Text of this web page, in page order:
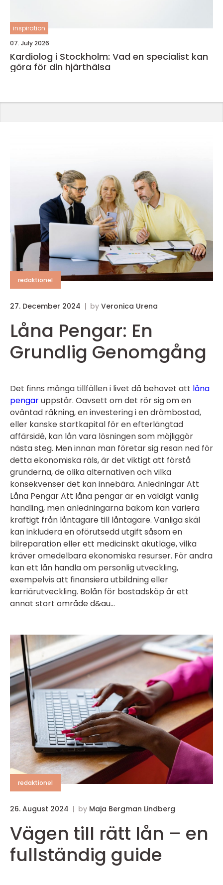
inspiration
07. July 2026
Kardiolog i Stockholm: Vad en specialist kan
göra för din hjärthälsa
redaktionel
27. December 2024 by Veronica Urena
Låna Pengar: En
Grundlig Genomgång
Det finns många tillfällen i livet då behovet att låna
pengaruppstår. Oavsett om det rör sig om en
oväntad räkning, en investering i en drömbostad,
eller kanske startkapital för en efterlängtad
affärsidé, kan lån vara lösningen som möjliggör
nästa steg. Men innan man företar sig resan ned för
detta ekonomiska räls, är det viktigt att förstå
grunderna, de olika alternativen och vilka
konsekvenser det kan innebära. Anledningar Att
Låna Pengar Att låna pengar är en väldigt vanlig
handling, men anledningarna bakom kan variera
kraftigt från låntagare till låntagare. Vanliga skäl
kan inkludera en oförutsedd utgift såsom en
bilreparation eller ett medicinskt akutläge, vilka
kräver omedelbara ekonomiska resurser. För andra
kan ett lån handla om personlig utveckling,
exempelvis att finansiera utbildning eller
karriärutveckling. Bolån för bostadsköp är ett
annat stort område d&au...
redaktionel
26. August 2024 by Maja Bergman Lindberg
Vägen till rätt lån – en
fullständig guide